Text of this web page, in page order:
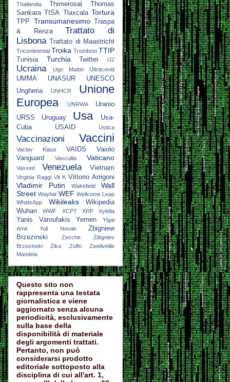
Thailandia
Thimerosal
Thomas
Sankara
TISA Tlaxcala Tortura
TPP Transumanesimo
Traspa
& Renza
Trattato di
Lisbona
Trattato di Maastricht
Tricontinental Troika Trombosi TTIP
Tunisia Turchia Twitter U2
Ucraina Ugo Mattei Ultracovid
UMMA UNASUR
UNESCO
Ungheria
UNHCR
Unione
Europea
UNRWA
Uranio
URSS
Uruguay Usa
Usa-
Cuba
USAID Ustica
Vaccinazioni Vaccini
Vaclav Klaus VAIDS
Vaiolo
Vanguard
Vasculite Vaticano
Vaxxed Venezuela Vietnam
Virginia Raggi Vit K Vittorio Arrigoni
Vladimir Putin Wakefield
Wall
Street Wayfair WEF Wellcome Leap
WhatsApp
Wikileaks
Wikipedia
Wuhan
WWF XCPT XRP Xylella
Yanis Varoufakis Yemen
Yigal
Amir
Yuli Novak
Zbigniew
Brzezinski
Zecche
Zibgniev
Brzezinski
Zika Zolfo
Zwelivelile
Mandela
Questo sito non
rappresenta una testata
giornalistica e viene
aggiornato senza alcuna
periodicità, esclusivamente
sulla base della
disponibilità di materiale
degli argomenti trattati.
Pertanto, non può
considerarsi prodotto
editoriale sottoposto alla
disciplina di cui all'art. 1,